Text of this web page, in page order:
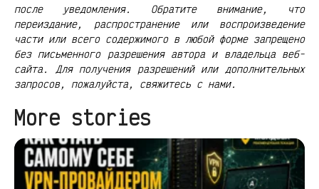
после уведомления. Обратите внимание, что
переиздание, распространение или воспроизведение
части или всего содержимого в любой форме запрещено
без письменного разрешения автора и владельца веб-
сайта. Для получения разрешений или дополнительных
запросов, пожалуйста, свяжитесь с нами.
More stories